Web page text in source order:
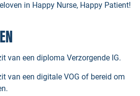
in Happy Nurse, Happy Patient!
van een diploma Verzorgende IG.
van een digitale VOG of bereid om